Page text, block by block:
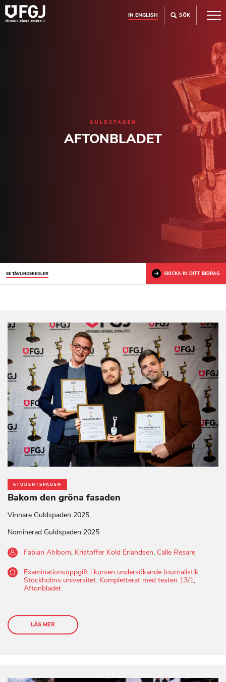
IN ENGLISH SÖK
GULDSPADEN
AFTONBLADET
SE TÄVLINGSREGLER SKICKA IN DITT BIDRAG
STUDENTSPADEN
Bakom den gröna fasaden
Vinnare Guldspaden 2025
Nominerad Guldspaden 2025
Fabian Ahlbom, Kristoffer Kold Erlandsen, Calle Resare
Examinationsuppgift i kursen undersökande Journalistik
Stockholms universitet. Kompletterat med texten 13/1,
Aftonbladet
LÄS MER